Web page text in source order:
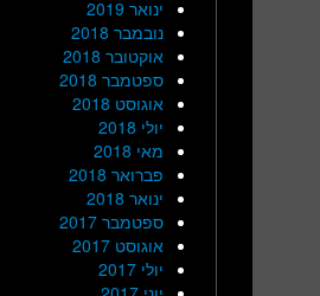
ינואר 2019
נובמבר 2018
אוקטובר 2018
ספטמבר 2018
אוגוסט 2018
יולי 2018
מאי 2018
פברואר 2018
ינואר 2018
ספטמבר 2017
אוגוסט 2017
יולי 2017